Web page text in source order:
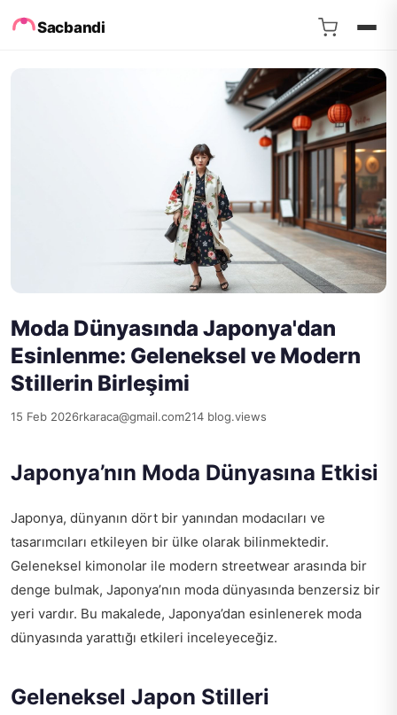
Sacbandi
Moda Dünyasında Japonya'dan
Esinlenme: Geleneksel ve Modern
Stillerin Birleşimi
15 Feb 2026rkaraca@gmail.com214 blog.views
Japonya’nın Moda Dünyasına Etkisi
Japonya, dünyanın dört bir yanından modacıları ve
tasarımcıları etkileyen bir ülke olarak bilinmektedir.
Geleneksel kimonolar ile modern streetwear arasında bir
denge bulmak, Japonya’nın moda dünyasında benzersiz bir
yeri vardır. Bu makalede, Japonya’dan esinlenerek moda
dünyasında yarattığı etkileri inceleyeceğiz.
Geleneksel Japon Stilleri